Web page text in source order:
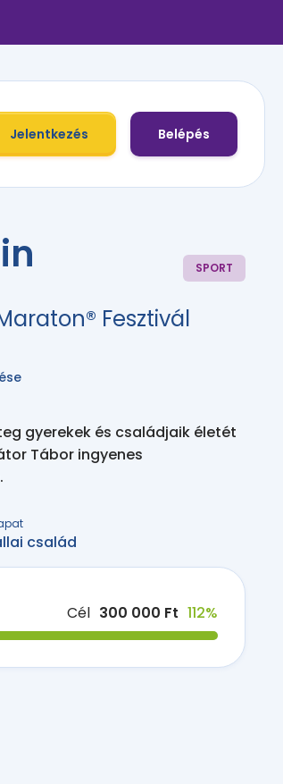
Jelentkezés Belépés
SPORT
Fesztivál
gyerekek és családjaik életét
Tábor ingyenes
család
Cél 300 000 Ft 112%